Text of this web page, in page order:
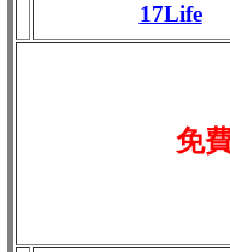
17Life
免